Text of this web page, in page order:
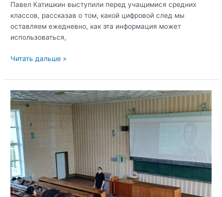
Павел Катишкин выступили перед учащимися средних
классов, рассказав о том, какой цифровой след мы
оставляем ежедневно, как эта информация может
использоваться,
Открытый
защита
личной
информации
в
социальных
сетях
Читать дальше »